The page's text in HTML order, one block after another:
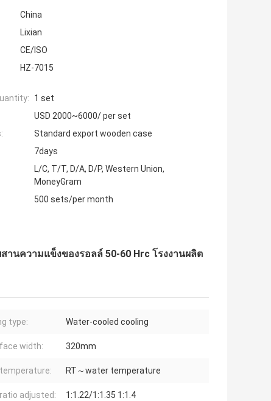
China
Lixian
CE/ISO
HZ-7015
1 set
USD 2000~6000/ per set
Standard export wooden case
7days
L/C, T/T, D/A, D/P, Western Union,
MoneyGram
500 sets/per month
านความแข็งของรอลล์ 50-60 Hrc โรงงานผลิต
type: Water-cooled cooling
width: 320mm
RT～water temperature
adjusted: 1:1.22/1:1.35 1:1.4